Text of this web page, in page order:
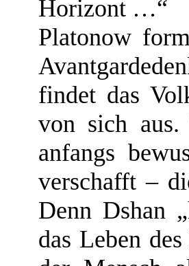
Horizont …“
Platonow
findet das
von sich aus.
anfangs
verschafft –
Denn Dshan
das Leben